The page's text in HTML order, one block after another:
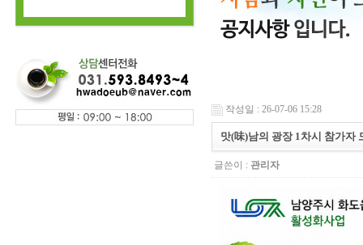
작성일 : 26-07-06 15:28
맛(味)남의 광장 1차시 참가자
글쓴이 : 관리자